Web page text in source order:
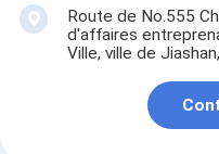
Route de No.555
d'affaires
Ville, ville de